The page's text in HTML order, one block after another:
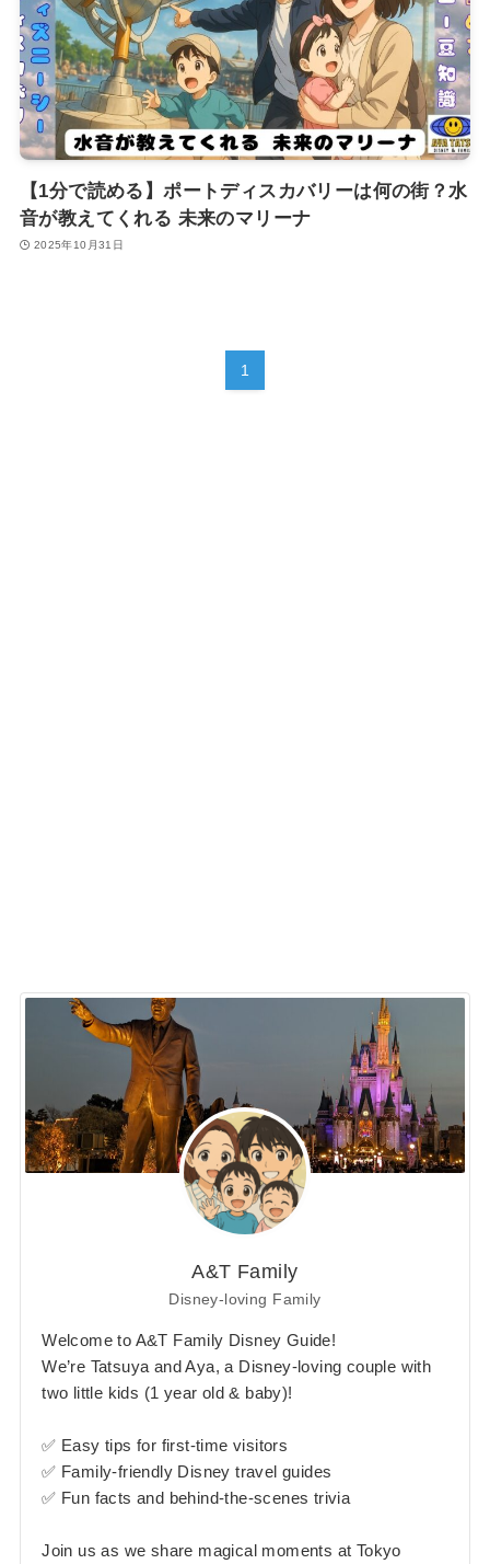
【1分で読める】ポートディスカバリーは何の街？水
音が教えてくれる 未来のマリーナ
2025年10月31日
1
A&T Family
Disney-loving Family
Welcome to A&T Family Disney Guide!
We’re Tatsuya and Aya, a Disney-loving couple with
two little kids (1 year old & baby)!
✅ Easy tips for first-time visitors
✅ Family-friendly Disney travel guides
✅ Fun facts and behind-the-scenes trivia
Join us as we share magical moments at Tokyo